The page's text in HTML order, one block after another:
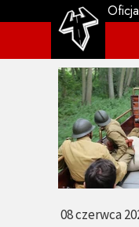
08 czerwca